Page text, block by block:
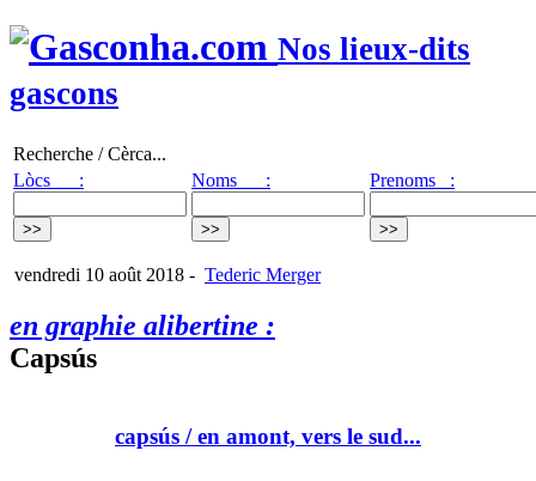
Nos lieux-dits
gascons
Recherche / Cèrca...
Lòcs :
Noms : Prenoms :
vendredi 10 août 2018 - Tederic Merger
en graphie alibertine :
Capsús
capsús / en amont, vers le sud...